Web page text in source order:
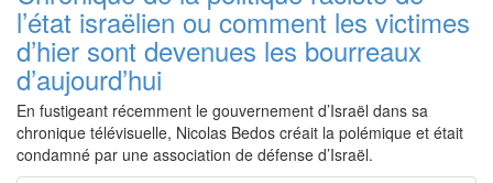
l’état israëlien ou comment les victimes
d’hier sont devenues les bourreaux
d’aujourd’hui
En fustigeant récemment le gouvernement d’Israël dans sa
chronique télévisuelle, Nicolas Bedos créait la polémique et était
condamné par une association de défense d’Israël.